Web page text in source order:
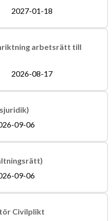
2027-01-18
arbetsrätt till
2026-08-17
09-06
09-06
Civilplikt